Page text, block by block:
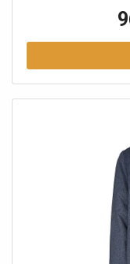
capuche
poches à
fermeture éclair,
de label
manches. Veste
pour l'automne
de serrage
aux petites pluies
Extrémités des
bon maintien
dos Poches à
poches zippées
Coupe droite